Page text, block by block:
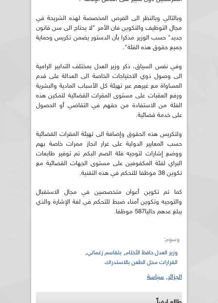
وبالتالي وبالنظر الى الفرص المخصصة لهذه الشريحة في
مجال التوظيف والتكوين فان الأمر "لا يحتاج الى سن قانون
جديد" حسب الوزير مذكرا بأن الدستور يضمن تكريس وحماية
جميع حقوق هذه الفئة".
وفي نفس السياق، ذكر وزير العدل بمختلف التدابير الرامية
الى وصول ذوي الاحتياجات الخاصة الى العدالة على قدم
المساواة مع غيرهم عبر تهيئة كل الأسباب المادية والبشرية
ورفع العقبات على مستوى المقرات القضائية لتمكين هذه
الفئة من الاستفادة من حقهم في التقاضي أو الحصول
على خدمة قضائية.
ولتكريس هذه الحقوق وإضافة الى تهيئة المقرات القضائية
حسب المعايير الدولية على غرار انجاز ممرات خاصة بهم
ووضع إشارات لتوجيه فئة الصم البكم تم توفير طابعات
البراي لفئة المكفوفين على مستوى الجهات القضائية مع
تكوين 38 موظفا للتحكم في هذه التقنية.
كما تم تكوين أعوان متخصصين في مجال الاستقبال
والتوجيه وتكوين أمناء ضبط للتحكم في لغة الإشارة والذي
يبلغ عدهم حاليا587 موظفا.
وسوم:
وزير العدل حافظ الأختام, بلقاسم زغماتي,
القرارات محل الطعن بالاستدراك
الجزائر, سياسة